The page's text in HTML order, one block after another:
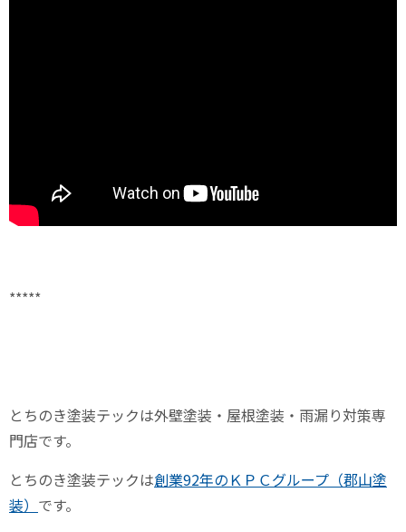
*****
とちのき塗装テックは外壁塗装・屋根塗装・雨漏り対策専
門店です。
とちのき塗装テックは創業92年のＫＰＣグループ（郡山塗
装） です。